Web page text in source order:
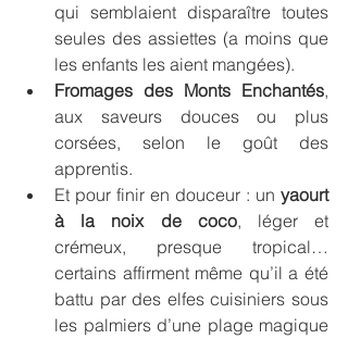
qui semblaient disparaître toutes
seules des assiettes (a moins que
les enfants les aient mangées).
Fromages des Monts Enchantés,
aux saveurs douces ou plus
corsées, selon le goût des
apprentis.
Et pour finir en douceur : un yaourt
à la noix de coco, léger et
crémeux, presque tropical…
certains affirment même qu’il a été
battu par des elfes cuisiniers sous
les palmiers d’une plage magique